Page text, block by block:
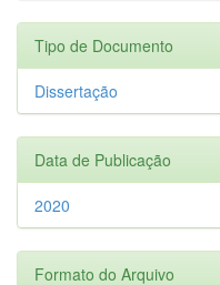
Tipo de Documento
Dissertação
Data de Publicação
2020
Formato do Arquivo